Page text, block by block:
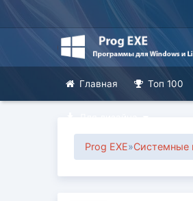
Главная Топ 100
Prog EXE»Системные